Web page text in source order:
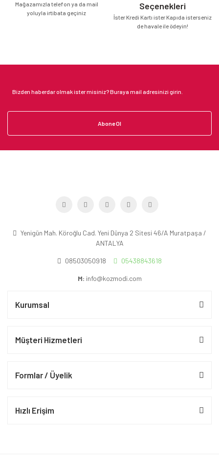
Mağazamızla telefon ya da mail
yoluyla irtibata geçiniz
Seçenekleri
İster Kredi Kartı ister Kapıda isterseniz
de havale ile ödeyin!
Abone Ol
Yenigün Mah. Köroğlu Cad. Yeni Dünya 2 Sitesi 46/A Muratpaşa /
ANTALYA
08503050918 05438843618
M: info@kozmodi.com
Kurumsal
Müşteri Hizmetleri
Formlar / Üyelik
Hızlı Erişim